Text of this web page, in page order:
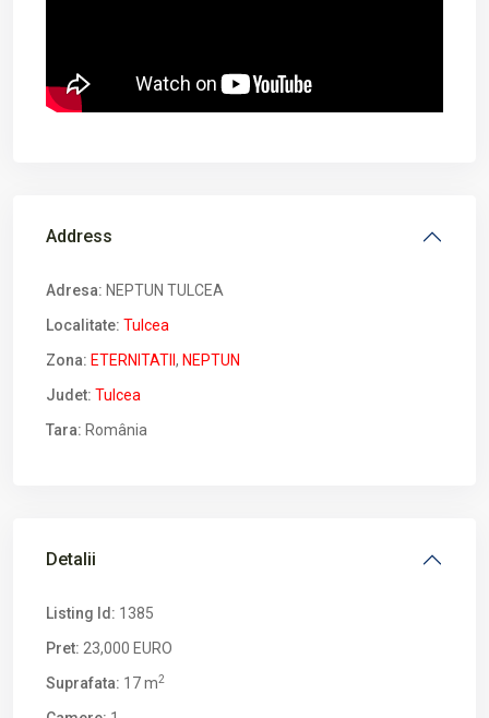
Address
Adresa: NEPTUN TULCEA
Localitate: Tulcea
Zona: ETERNITATII , NEPTUN
Judet: Tulcea
Tara: România
Detalii
Listing Id: 1385
Pret: 23,000 EURO
Suprafata: 17 m2